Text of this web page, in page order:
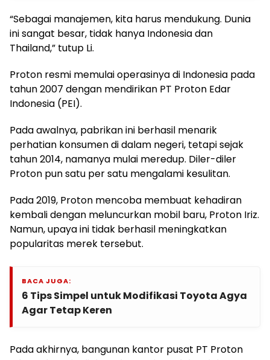
“Sebagai manajemen, kita harus mendukung. Dunia
ini sangat besar, tidak hanya Indonesia dan
Thailand,” tutup Li.
Proton resmi memulai operasinya di Indonesia pada
tahun 2007 dengan mendirikan PT Proton Edar
Indonesia (PEI).
Pada awalnya, pabrikan ini berhasil menarik
perhatian konsumen di dalam negeri, tetapi sejak
tahun 2014, namanya mulai meredup. Diler-diler
Proton pun satu per satu mengalami kesulitan.
Pada 2019, Proton mencoba membuat kehadiran
kembali dengan meluncurkan mobil baru, Proton Iriz.
Namun, upaya ini tidak berhasil meningkatkan
popularitas merek tersebut.
BACA JUGA:
6 Tips Simpel untuk Modifikasi Toyota Agya
Agar Tetap Keren
Pada akhirnya, bangunan kantor pusat PT Proton